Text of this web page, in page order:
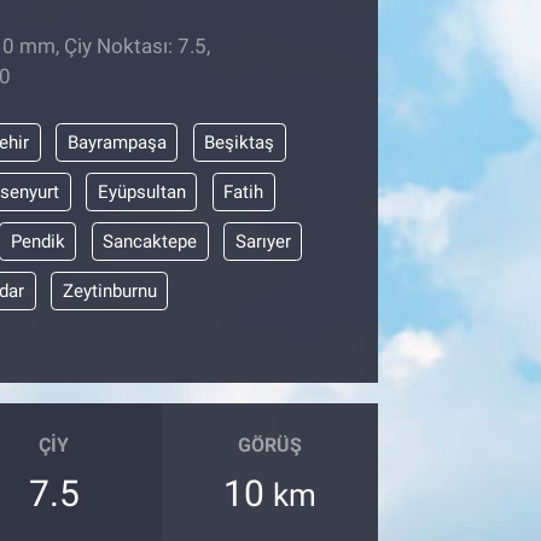
mm, Çiy Noktası: 7.5,
Bayrampaşa Beşiktaş
Eyüpsultan Fatih
Pendik Sancaktepe Sarıyer
Zeytinburnu
ÇIY
7.5
GÖRÜŞ
10 km